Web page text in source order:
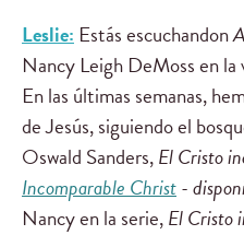
Leslie: Estás escuchandon
Nancy Leigh DeMoss en la
En las últimas semanas,
de Jesús, siguiendo el
Oswald Sanders,El Cristo
Incomparable Christ-
Nancy en la serie,El Cristo